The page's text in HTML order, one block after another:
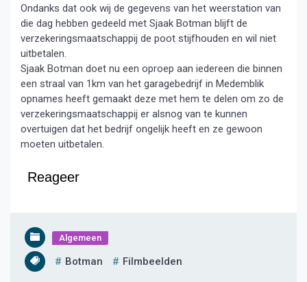
Ondanks dat ook wij de gegevens van het weerstation van
die dag hebben gedeeld met Sjaak Botman blijft de
verzekeringsmaatschappij de poot stijfhouden en wil niet
uitbetalen.
Sjaak Botman doet nu een oproep aan iedereen die binnen
een straal van 1km van het garagebedrijf in Medemblik
opnames heeft gemaakt deze met hem te delen om zo de
verzekeringsmaatschappij er alsnog van te kunnen
overtuigen dat het bedrijf ongelijk heeft en ze gewoon
moeten uitbetalen.
Reageer
Algemeen
Botman Filmbeelden